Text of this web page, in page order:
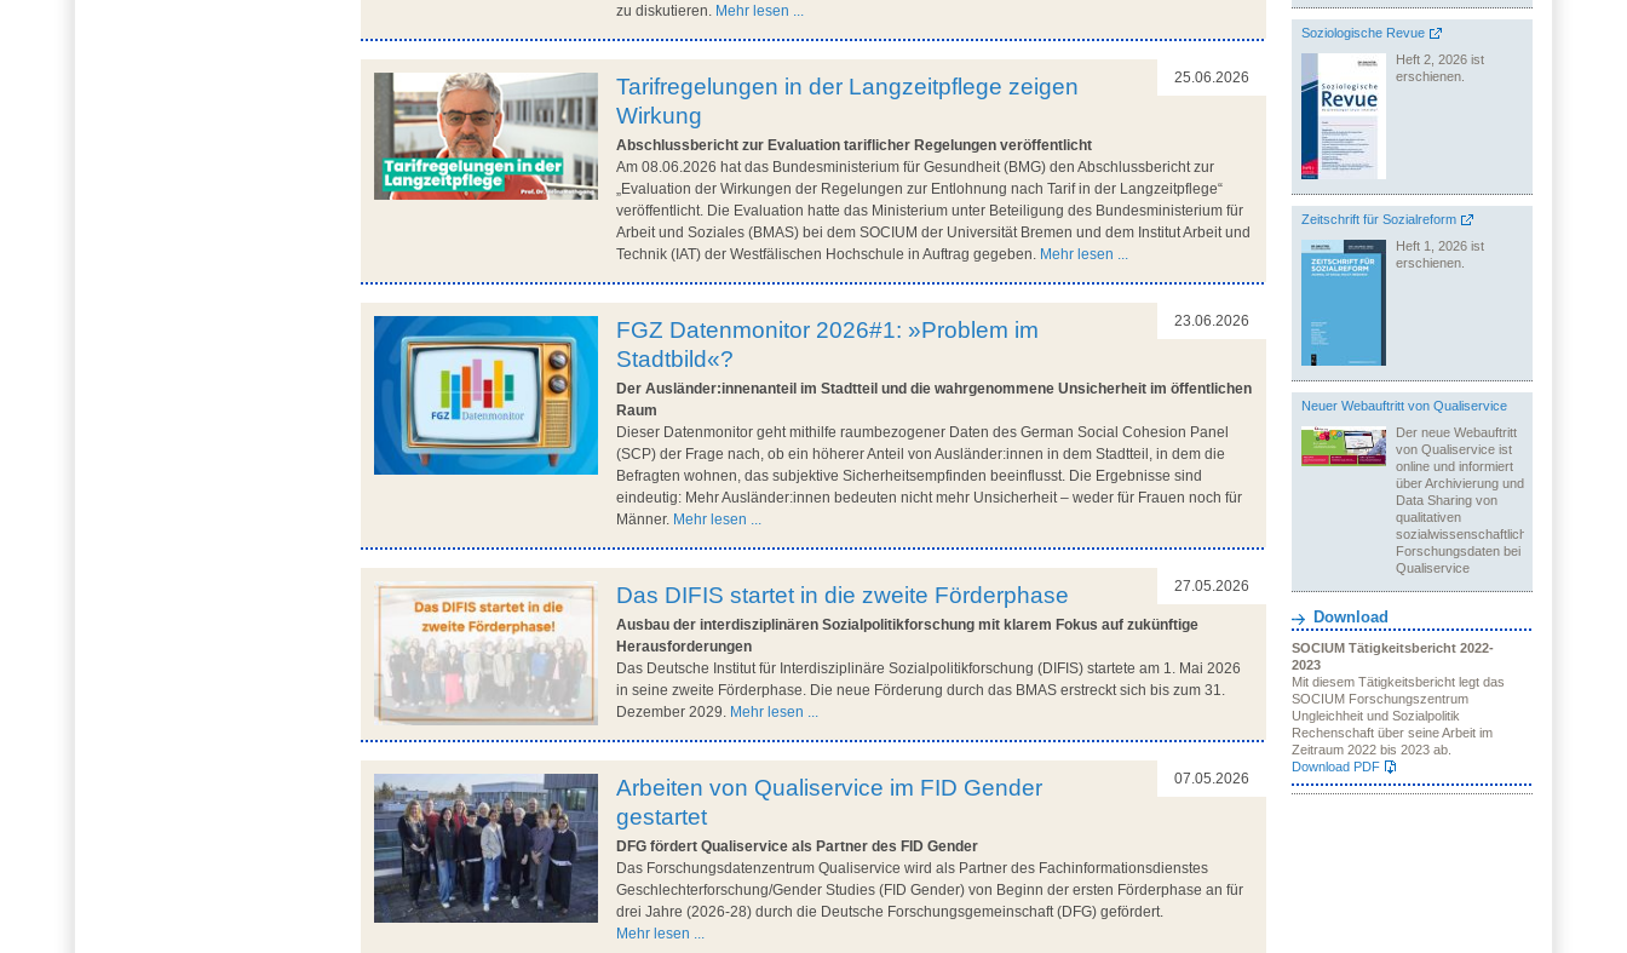
zu diskutieren. Mehr lesen ...
25.06.2026
Tarifregelungen in der Langzeitpflege zeigen
Wirkung
Abschlussbericht zur Evaluation tariflicher Regelungen veröffentlicht
Am 08.06.2026 hat das Bundesministerium für Gesundheit (BMG) den Abschlussbericht zur
„Evaluation der Wirkungen der Regelungen zur Entlohnung nach Tarif in der Langzeitpflege“
veröffentlicht. Die Evaluation hatte das Ministerium unter Beteiligung des Bundesministerium für
Arbeit und Soziales (BMAS) bei dem SOCIUM der Universität Bremen und dem Institut Arbeit und
Technik (IAT) der Westfälischen Hochschule in Auftrag gegeben. Mehr lesen ...
23.06.2026
FGZ Datenmonitor 2026#1: »Problem im
Stadtbild«?
Der Ausländer:innenanteil im Stadtteil und die wahrgenommene Unsicherheit im öffentlichen
Raum
Dieser Datenmonitor geht mithilfe raumbezogener Daten des German Social Cohesion Panel
(SCP) der Frage nach, ob ein höherer Anteil von Ausländer:innen in dem Stadtteil, in dem die
Befragten wohnen, das subjektive Sicherheitsempfinden beeinflusst. Die Ergebnisse sind
eindeutig: Mehr Ausländer:innen bedeuten nicht mehr Unsicherheit – weder für Frauen noch für
Männer. Mehr lesen ...
27.05.2026
Das DIFIS startet in die zweite Förderphase
Ausbau der interdisziplinären Sozialpolitikforschung mit klarem Fokus auf zukünftige
Herausforderungen
Das Deutsche Institut für Interdisziplinäre Sozialpolitikforschung (DIFIS) startete am 1. Mai 2026
in seine zweite Förderphase. Die neue Förderung durch das BMAS erstreckt sich bis zum 31.
Dezember 2029. Mehr lesen ...
07.05.2026
Arbeiten von Qualiservice im FID Gender
gestartet
DFG fördert Qualiservice als Partner des FID Gender
Das Forschungsdatenzentrum Qualiservice wird als Partner des Fachinformationsdienstes
Geschlechterforschung/Gender Studies (FID Gender) von Beginn der ersten Förderphase an für
drei Jahre (2026-28) durch die Deutsche Forschungsgemeinschaft (DFG) gefördert.
Mehr lesen ...
Soziologische Revue
Heft 2, 2026 ist
erschienen.
Zeitschrift für Sozialreform
Heft 1, 2026 ist
erschienen.
Neuer Webauftritt von Qualiservice
Der neue Webauftritt
von Qualiservice ist
online und informiert
über Archivierung und
Data Sharing von
qualitativen
sozialwissenschaftlichen
Forschungsdaten bei
Qualiservice
Download
SOCIUM Tätigkeitsbericht 2022-
2023
Mit diesem Tätigkeitsbericht legt das
SOCIUM Forschungszentrum
Ungleichheit und Sozialpolitik
Rechenschaft über seine Arbeit im
Zeitraum 2022 bis 2023 ab.
Download PDF